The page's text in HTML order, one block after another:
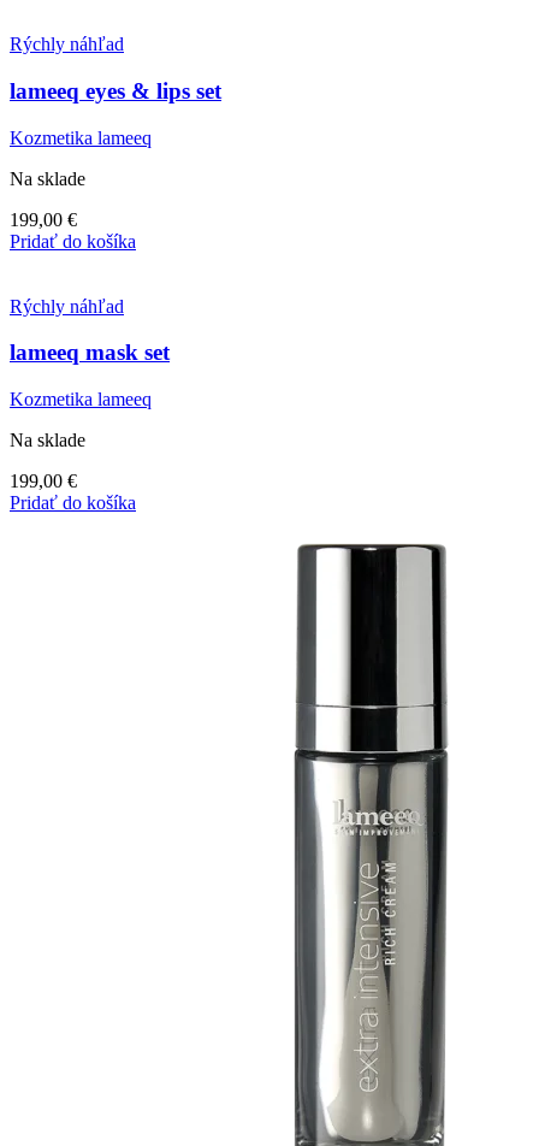
Rýchly náhľad
lameeq eyes & lips set
Kozmetika lameeq
Na sklade
199,00 €
Pridať do košíka
Rýchly náhľad
lameeq mask set
Kozmetika lameeq
Na sklade
199,00 €
Pridať do košíka